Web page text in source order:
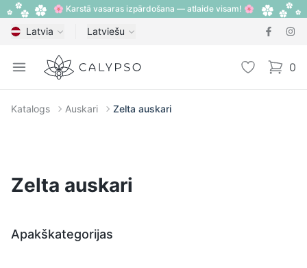
🌸 Karstā vasaras izpārdošana — atlaide visam! 🌸
Latvia Latviešu
Open menu
Calypso Vēlmju 0
items
Katalogs Auskari Zelta auskari
Zelta auskari
Apakškategorijas